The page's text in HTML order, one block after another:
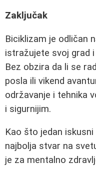
Zaključak
Biciklizam je odličan
istražujete svoj grad
Bez obzira da li se
posla ili vikend
održavanje i tehnika
i sigurnijim.
Kao što jedan
najbolja stvar na
je za mentalno